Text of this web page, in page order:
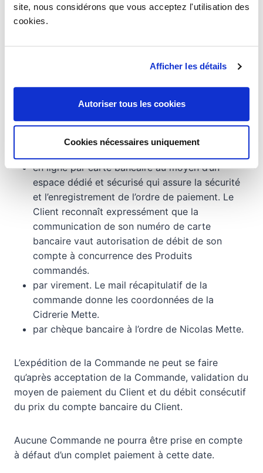
site, nous considérons que vous acceptez l'utilisation des
cookies.
Afficher les détails
Autoriser tous les cookies
Cookies nécessaires uniquement
et emballage compris, frais de livraison en sus, les
taxes étant supportées par le Client.
prévues expressément par les conditions
particulières, le paiement du prix s’effectue
comptant à la commande.
en ligne par carte bancaire au moyen d’un
espace dédié et sécurisé qui assure la sécurité
et l’enregistrement de l’ordre de paiement. Le
Client reconnaît expressément que la
communication de son numéro de carte
bancaire vaut autorisation de débit de son
compte à concurrence des Produits
commandés.
par virement. Le mail récapitulatif de la
commande donne les coordonnées de la
Cidrerie Mette.
par chèque bancaire à l’ordre de Nicolas Mette.
L’expédition de la Commande ne peut se faire
qu’après acceptation de la Commande, validation du
moyen de paiement du Client et du débit consécutif
du prix du compte bancaire du Client.
Aucune Commande ne pourra être prise en compte
à défaut d’un complet paiement à cette date.